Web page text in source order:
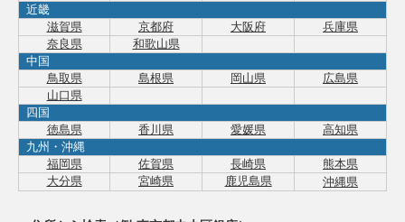
近畿
滋賀県
京都府 大阪府
兵庫県
奈良県
和歌山県
中国
鳥取県
島根県 岡山県
広島県
山口県
四国
徳島県
香川県 愛媛県
高知県
九州・沖縄
福岡県
佐賀県 長崎県
熊本県
大分県
宮崎県 鹿児島県 沖縄県